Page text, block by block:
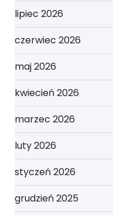
lipiec 2026
czerwiec 2026
maj 2026
kwiecień 2026
marzec 2026
luty 2026
styczeń 2026
grudzień 2025